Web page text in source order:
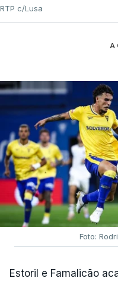
RTP c/Lusa
A
Foto:
Estoril e Famalicão